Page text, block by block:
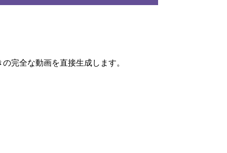
完全な動画を直接生成します。